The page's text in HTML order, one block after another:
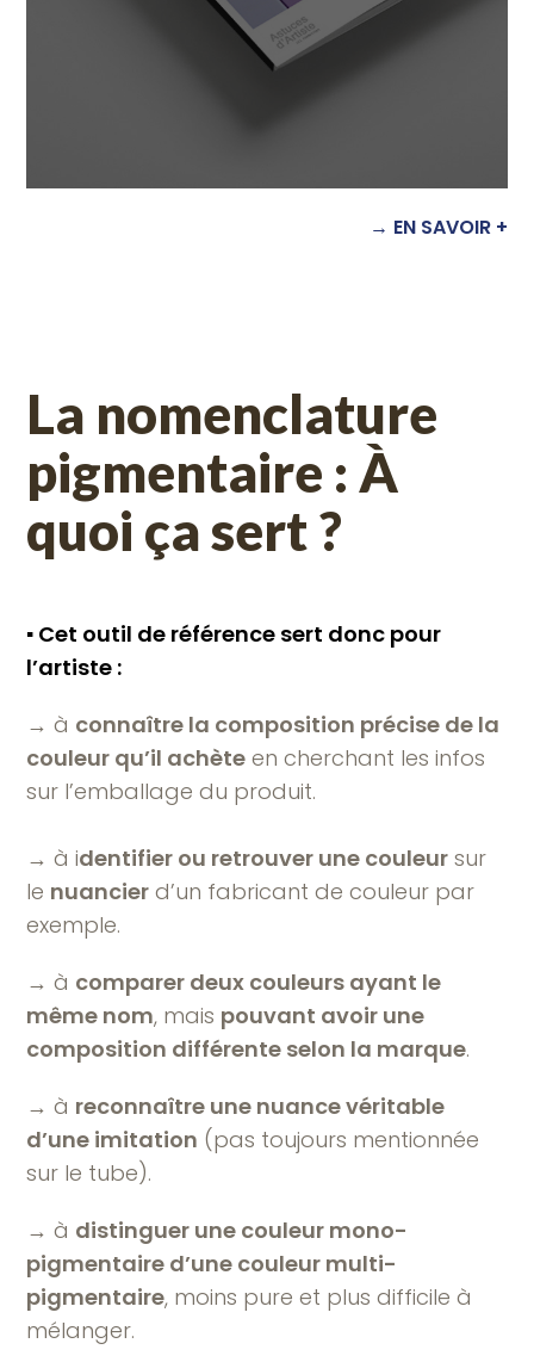
→ EN SAVOIR +
La nomenclature
pigmentaire : À
quoi ça sert ?
▪︎ Cet outil de référence sert donc pour
l’artiste :
→ à connaître la composition précise de la
couleur qu’il achète en cherchant les infos
sur l’emballage du produit.
→ à identifier ou retrouver une couleur sur
le nuancier d’un fabricant de couleur par
exemple.
→ à comparer deux couleurs ayant le
même nom, mais pouvant avoir une
composition différente selon la marque.
→ à reconnaître une nuance véritable
d’une imitation (pas toujours mentionnée
sur le tube).
→ à distinguer une couleur mono-
pigmentaire d’une couleur multi-
pigmentaire, moins pure et plus difficile à
mélanger.